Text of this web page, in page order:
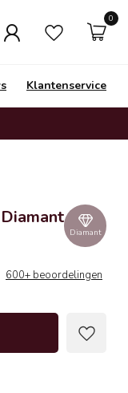
0
Klantenservice
Diamant
600+ beoordelingen